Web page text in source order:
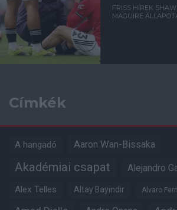
FRISS HÍREK
MAGUIRE
Címkék
A hangadó Aaron Wan-Bissaka
Akadémiai csapat Alejandro
Alex Telles Altay Bayindir Alvaro